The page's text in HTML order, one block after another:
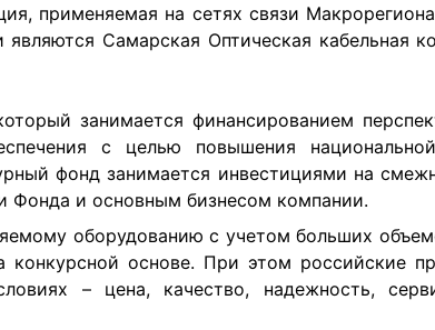
применяемая на сетях связи
Самарская Оптическая кабельная
занимаетсяфинансированием
с целью повышения
фонд занимается инвестициями на
Фонда и основным бизнесом компании.
оборудованию с учетом больших
конкурсной основе. При этом российские
– цена, качество, надежность,